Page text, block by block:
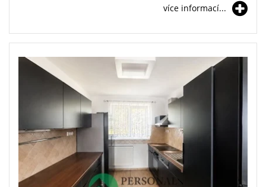
více informací...